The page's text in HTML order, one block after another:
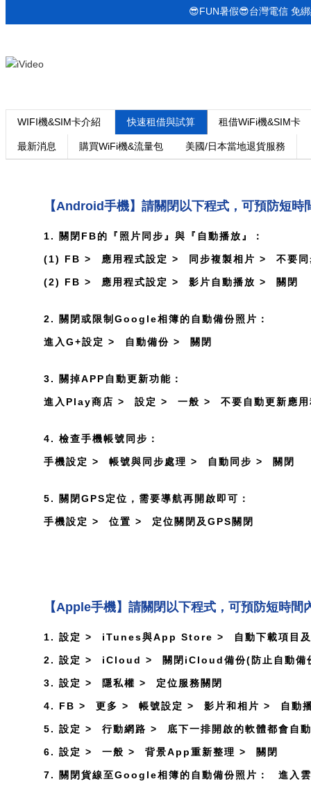
WIFI機&SIM卡介紹 快速租借與試算 租借WiFi機&SIM卡
最新消息 購買WiFi機&流量包 美國/日本當地退貨服務
😎FUN暑假😎台灣電信 免
【Android手機】請關閉以下程式，可預防短時
1. 關閉FB的『照片同步』與『自動播放』：
(1) FB > 應用程式設定 > 同步複製相片 > 不要
(2) FB > 應用程式設定 > 影片自動播放 > 關閉
2. 關閉或限制Google相簿的自動備份照片：
進入G+設定 > 自動備份 > 關閉
3. 關掉APP自動更新功能：
進入Play商店 > 設定 > 一般 > 不要自動更新應
4. 檢查手機帳號同步：
手機設定 > 帳號與同步處理 > 自動同步 > 關閉
5. 關閉GPS定位，需要導航再開啟即可：
手機設定 > 位置 > 定位關閉及GPS關閉
【Apple手機】請關閉以下程式，可預防短時間
1. 設定 > iTunes與App Store > 自動下載項目
2. 設定 > iCloud > 關閉iCloud備份(防止自動備
3. 設定 > 隱私權 > 定位服務關閉
4. FB > 更多 > 帳號設定 > 影片和相片 > 自動
5. 設定 > 行動網路 > 底下一排開啟的軟體都會自
6. 設定 > 一般 > 背景App重新整理 > 關閉
7. 關閉貨線至Google相簿的自動備份照片： 進入